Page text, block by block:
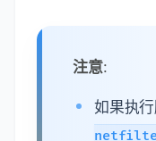
注意:
如果执